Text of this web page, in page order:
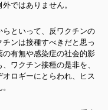
ではありません。
といって、反ワクチンの
ンは接種すべきだと思っ
有無や感染症の社会的影
ワクチン接種の是非を、
ロギーにとらわれ、ヒス